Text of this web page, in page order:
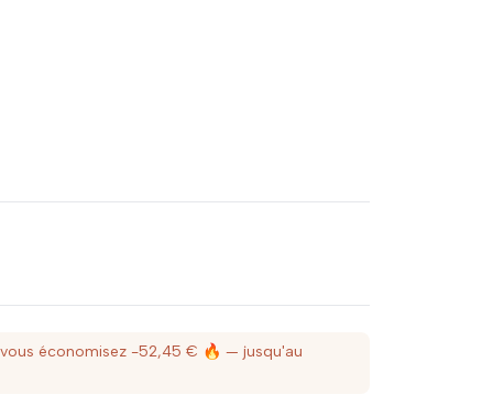
économisez -52,45 € 🔥 — jusqu'au